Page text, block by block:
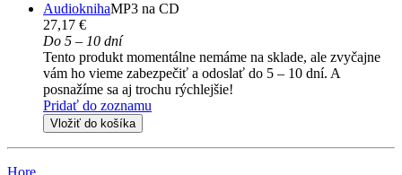
AudioknihaMP3 na CD
27,17 €
Do 5 – 10 dní
Tento produkt momentálne nemáme na sklade, ale zvyčajne
vám ho vieme zabezpečiť a odoslať do 5 – 10 dní. A
posnažíme sa aj trochu rýchlejšie!
Pridať do zoznamu
Vložiť do košíka
Hore